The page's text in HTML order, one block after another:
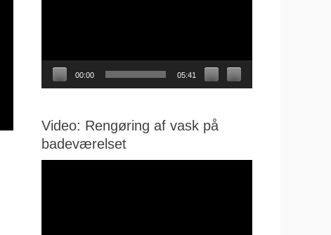
00:00 05:41
Video: Rengøring af vask på
badeværelset